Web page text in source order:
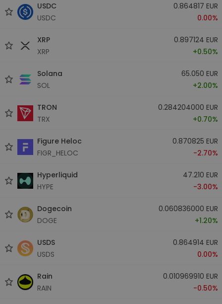
USDC
USDC
0.864817 EUR
0.00%
XRP
XRP
0.897124 EUR
+0.50%
Solana
SOL
65.050 EUR
+2.00%
TRON
TRX
0.284204000 EUR
+0.70%
Figure Heloc
FIGR_HELOC
0.870825 EUR
-2.70%
Hyperliquid
HYPE
47.210 EUR
-3.00%
Dogecoin
DOGE
0.060836000 EUR
+1.20%
USDS
USDS
0.864914 EUR
0.00%
Rain
RAIN
0.010969910 EUR
-0.50%